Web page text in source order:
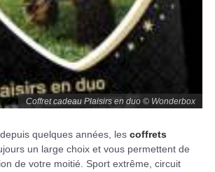
Coffret cadeau Plaisirs en duo © Wonderbox
quelques années, les coffrets
un large choix et vous permettent de
de votre moitié. Sport extrême, circuit